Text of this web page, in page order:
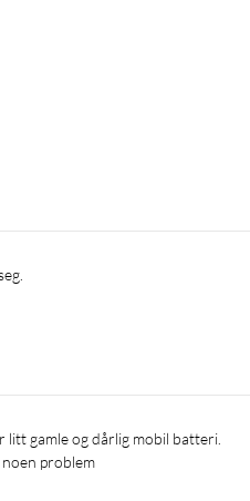
problem